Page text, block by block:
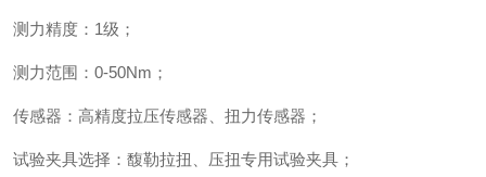
测力精度 ： 1级 ；
测力范围 ： 0-50Nm ；
传感器 ： 高精度拉压传感器、扭力传感器 ；
试验夹具选择 ： 馥勒拉扭、压扭专用试验夹具 ；